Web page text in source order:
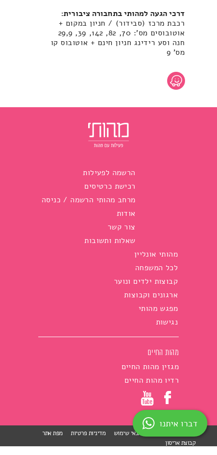
דרכי הגעה למהותי בתחבורה ציבורית:
רכבת מרכז (סבידור) / חניון במקום +
אוטובוסים מס': 70, 82, 142, 39, 29,9
חנה וסע רידינג חניון חינם + אוטובוס קו
מס' 9
הרשמה לפעילות
רכישת כרטיסים
מרחב מהותי הרשמה / כניסה
אודות
צור קשר
שאלות ותשובות
מהותי אונליין
לכל המשפחה
קבוצות ילדים ונוער
ארגונים וקבוצות
מפגש מהותי
נגישות
מהות החיים
מגזין מהות החיים
רדיו מהות החיים
תנאי שימוש מדיניות פרטיות
מפת אתר
קבוצת אריסון
דברו איתנו